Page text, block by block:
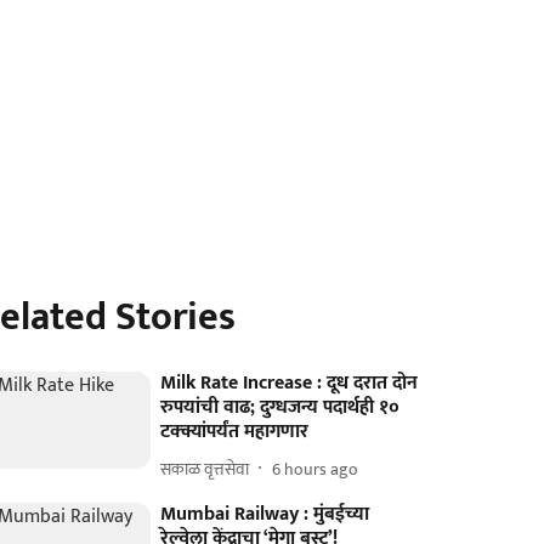
Stories
Milk Rate Increase : दूध दरात दोन
रुपयांची वाढ; दुग्धजन्य पदार्थही १०
टक्क्यांपर्यंत महागणार
सकाळ वृत्तसेवा 6 hours ago
Mumbai Railway : मुंबईच्या